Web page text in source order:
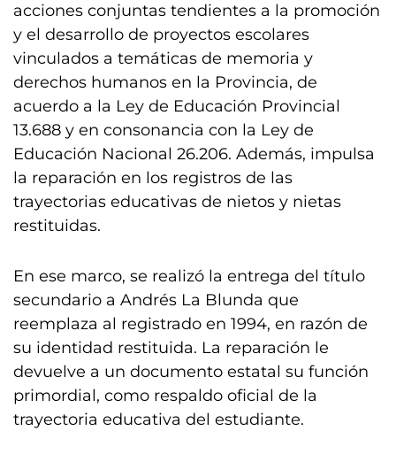
acciones conjuntas tendientes a la promoción
y el desarrollo de proyectos escolares
vinculados a temáticas de memoria y
derechos humanos en la Provincia, de
acuerdo a la Ley de Educación Provincial
13.688 y en consonancia con la Ley de
Educación Nacional 26.206. Además, impulsa
la reparación en los registros de las
trayectorias educativas de nietos y nietas
restituidas.
En ese marco, se realizó la entrega del título
secundario a Andrés La Blunda que
reemplaza al registrado en 1994, en razón de
su identidad restituida. La reparación le
devuelve a un documento estatal su función
primordial, como respaldo oficial de la
trayectoria educativa del estudiante.